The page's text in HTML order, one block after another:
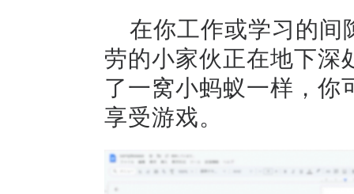
在你工作或学习的间
劳的小家伙正在地下深
了一窝小蚂蚁一样，你
享受游戏。